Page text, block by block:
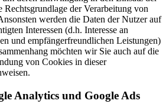
der Verarbeitung von
werden die Daten der Nutzer auf
Interessen (d.h. Interesse an
und empfängerfreundlichen Leistungen)
möchten wir Sie auch auf die
von Cookies in dieser
Analytics und Google Ads